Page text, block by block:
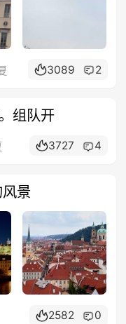
3089 2
组队开
3727 4
风景
2582 0